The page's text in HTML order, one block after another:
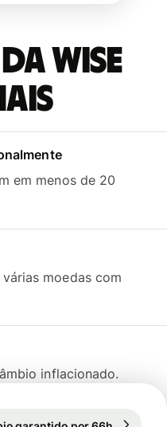
Wise
em menos de 20
moedas com
inflacionado.